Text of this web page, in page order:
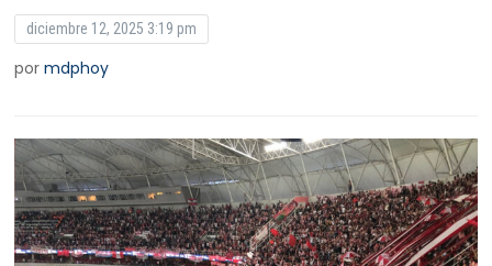
diciembre 12, 2025 3:19 pm
pormdphoy